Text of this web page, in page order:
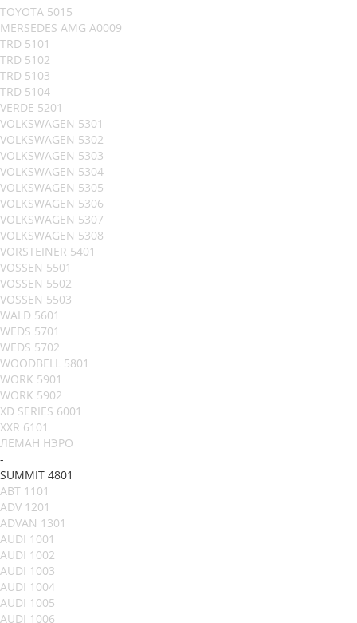
TOYOTA 5015
MERSEDES AMG A0009
TRD 5101
TRD 5102
TRD 5103
TRD 5104
VERDE 5201
VOLKSWAGEN 5301
VOLKSWAGEN 5302
VOLKSWAGEN 5303
VOLKSWAGEN 5304
VOLKSWAGEN 5305
VOLKSWAGEN 5306
VOLKSWAGEN 5307
VOLKSWAGEN 5308
VORSTEINER 5401
VOSSEN 5501
VOSSEN 5502
VOSSEN 5503
WALD 5601
WEDS 5701
WEDS 5702
WOODBELL 5801
WORK 5901
WORK 5902
XD SERIES 6001
XXR 6101
ЛЕМАН НЭРО
-
SUMMIT 4801
ABT 1101
ADV 1201
ADVAN 1301
AUDI 1001
AUDI 1002
AUDI 1003
AUDI 1004
AUDI 1005
AUDI 1006